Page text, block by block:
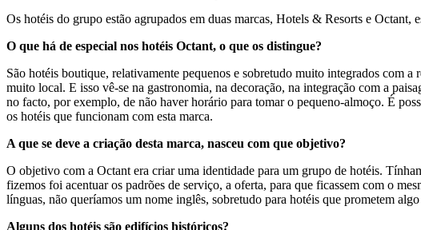
Os hotéis do grupo estão agrupados em duas marcas, Hotels & Resorts e Octant,
O que há de especial nos hotéis Octant, o que os distingue?
São hotéis boutique, relativamente pequenos e sobretudo muito integrados com
muito local. E isso vê-se na gastronomia, na decoração, na integração com a
no facto, por exemplo, de não haver horário para tomar o pequeno-almoço. É
os hotéis que funcionam com esta marca.
A que se deve a criação desta marca, nasceu com que objetivo?
O objetivo com a Octant era criar uma identidade para um grupo de hotéis.
fizemos foi acentuar os padrões de serviço, a oferta, para que ficassem com o
línguas, não queríamos um nome inglês, sobretudo para hotéis que prometem
Alguns dos hotéis são edifícios históricos?